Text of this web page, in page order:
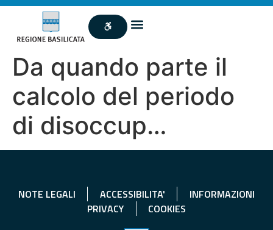
Da quando parte il
calcolo del periodo
di disoccup…
NOTE LEGALI ACCESSIBILITA'
INFORMAZIONI
PRIVACY
COOKIES